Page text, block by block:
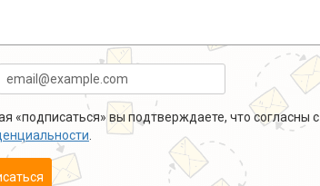
«подписаться» вы подтверждаете, что согласны с